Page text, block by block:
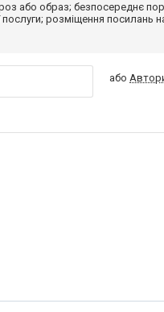
або образ; безпосереднє
розміщення посилань
або